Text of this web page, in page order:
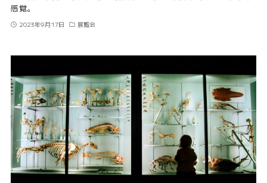
感覚。
2023年9月17日 展覧会